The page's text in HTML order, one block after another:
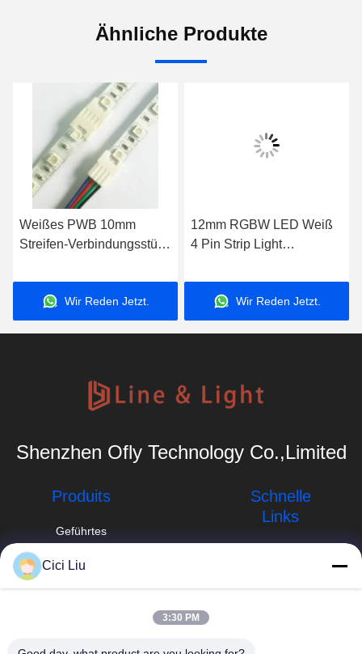
Ähnliche Produkte
Weißes PWB 10mm
Streifen-Verbindungsstück
Pin LED
Wir Reden Jetzt.
12mm RGBW LED Weiß
4 Pin Strip Light
Verbindungsstück-IP20
Wir Reden Jetzt.
Shenzhen Ofly Technology Co.,Limited
Produits
Geführtes
Aluminiumprofil
86-0755-
28227709
Schnelle
Links
Cici Liu
3:30 PM